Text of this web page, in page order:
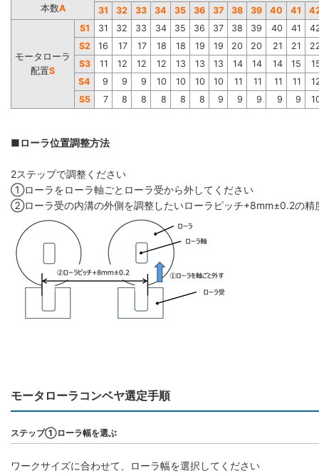
本数A
31
32 33 34 35 36 37 38 39 40 41
モータローラ
配置S
S1 31 32 33 34 35 36 37 38 39 40 41
S2
16 17 17 18 18 19 19 20 20 21 21
S3
11 12 12 12 13 13 13 14 14 14 15
S4
9 9 9 10 10 10 10 11 11 11 11
S5
7 8 8 8 8 8 9 9 9 9 9
■ローラ位置調整方法
2ステップで調整ください
①ローラをローラ軸ごとローラ受から外してください
②ローラ受の内溝の外側を調整したいローラピッチ+8mm±0.2の精
モータローラコンベヤ選定手順
ステップ①ローラ幅を選ぶ
ワークサイズに合わせて、ローラ幅を選択してください